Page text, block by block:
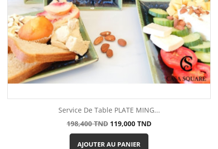
Service De Table PLATE MING...
Prix
de
base
198,400 TND Prix
119,000 TND
AJOUTER AU PANIER